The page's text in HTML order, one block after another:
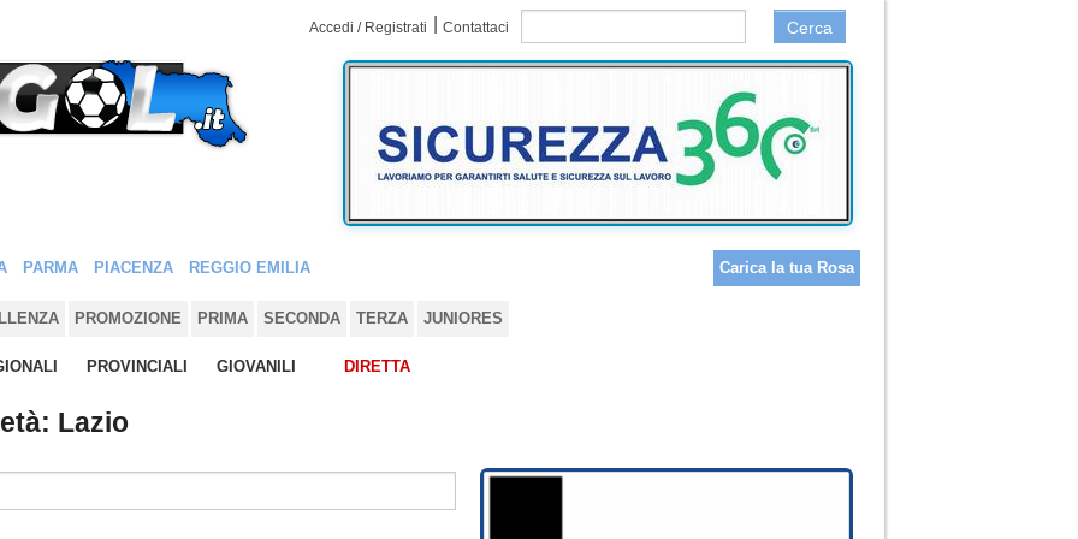
Accedi / Registrati Contattaci Cerca
PARMA PIACENZA REGGIO EMILIA Carica la tua Rosa
PROMOZIONE PRIMA SECONDA TERZA JUNIORES
PROVINCIALI GIOVANILI DIRETTA
Lazio